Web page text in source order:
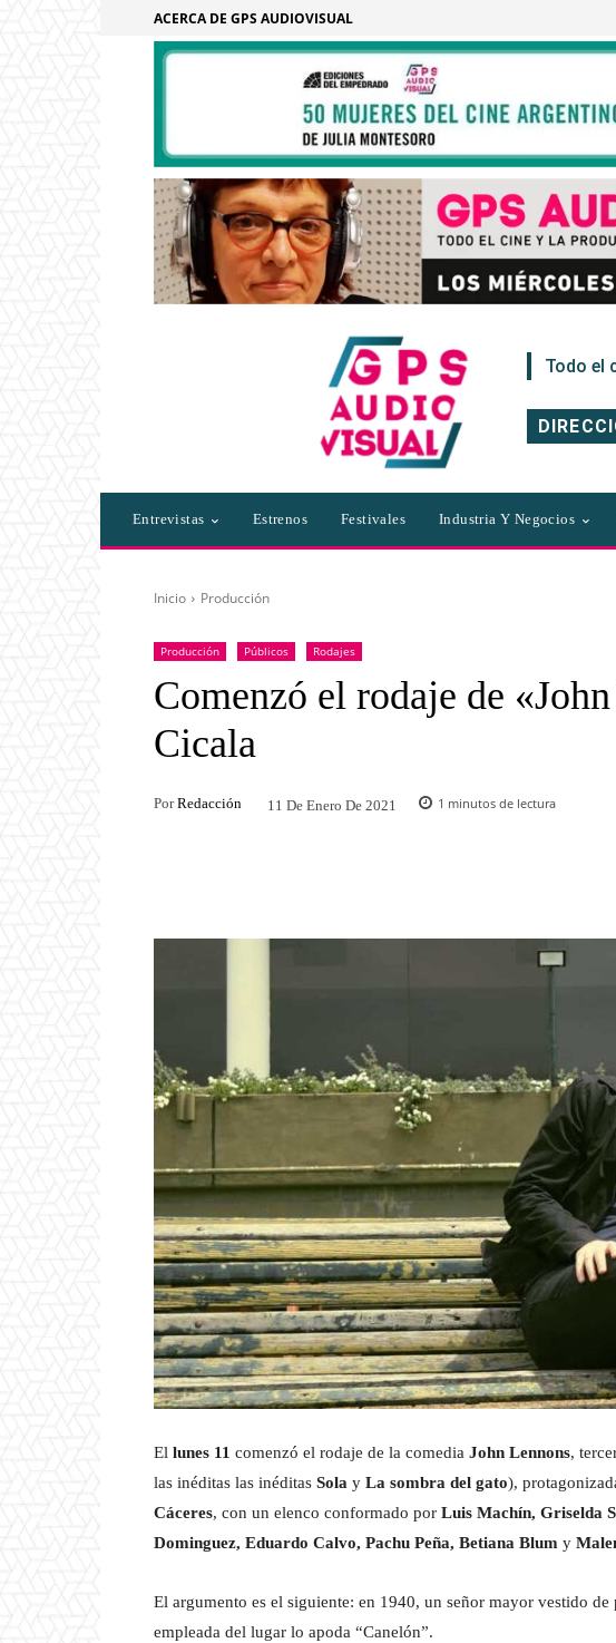
ACERCA DE GPS AUDIOVISUAL
Todo el
Entrevistas Estrenos Festivales Industria Y Negocios
Inicio Producción
Producción Públicos Rodajes
Comenzó el rodaje de
Cicala
Por Redacción 11 De Enero De 2021 1 minutos de lectura
El lunes 11 comenzó el rodaje de la comedia John Lennons,
las inéditas las inéditas Sola y La sombra del gato),
Cáceres, con un elenco conformado por Luis Machín, Griselda
Dominguez, Eduardo Calvo, Pachu Peña, Betiana Blum y
El argumento es el siguiente: en 1940, un señor mayor vestido
empleada del lugar lo apoda “Canelón”.